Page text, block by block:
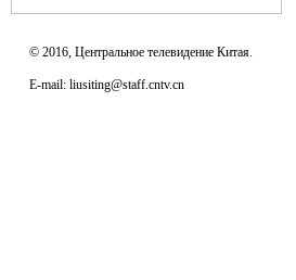
© 2016, Центральное телевидение Китая.
E-mail: liusiting@staff.cntv.cn